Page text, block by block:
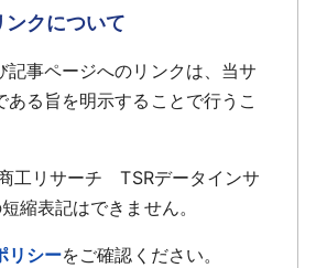
クについて
記事ページへのリンクは、当サ
ある旨を明示することで行うこ
工リサーチ TSRデータインサ
縮表記はできません。
リシーをご確認ください。